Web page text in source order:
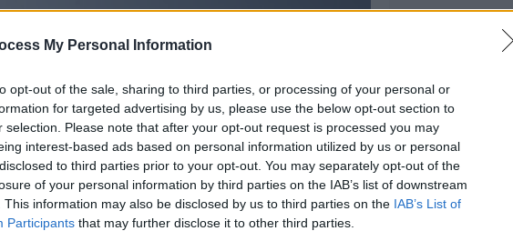
My Personal Information
opt-out of the sale, sharing to third parties, or processing of your personal or
for targeted advertising by us, please use the below opt-out section to
selection. Please note that after your opt-out request is processed you may
interest-based ads based on personal information utilized by us or personal
to third parties prior to your opt-out. You may separately opt-out of the
of your personal information by third parties on the IAB’s list of downstream
This information may also be disclosed by us to third parties on the IAB’s List of
Participants that may further disclose it to other third parties.